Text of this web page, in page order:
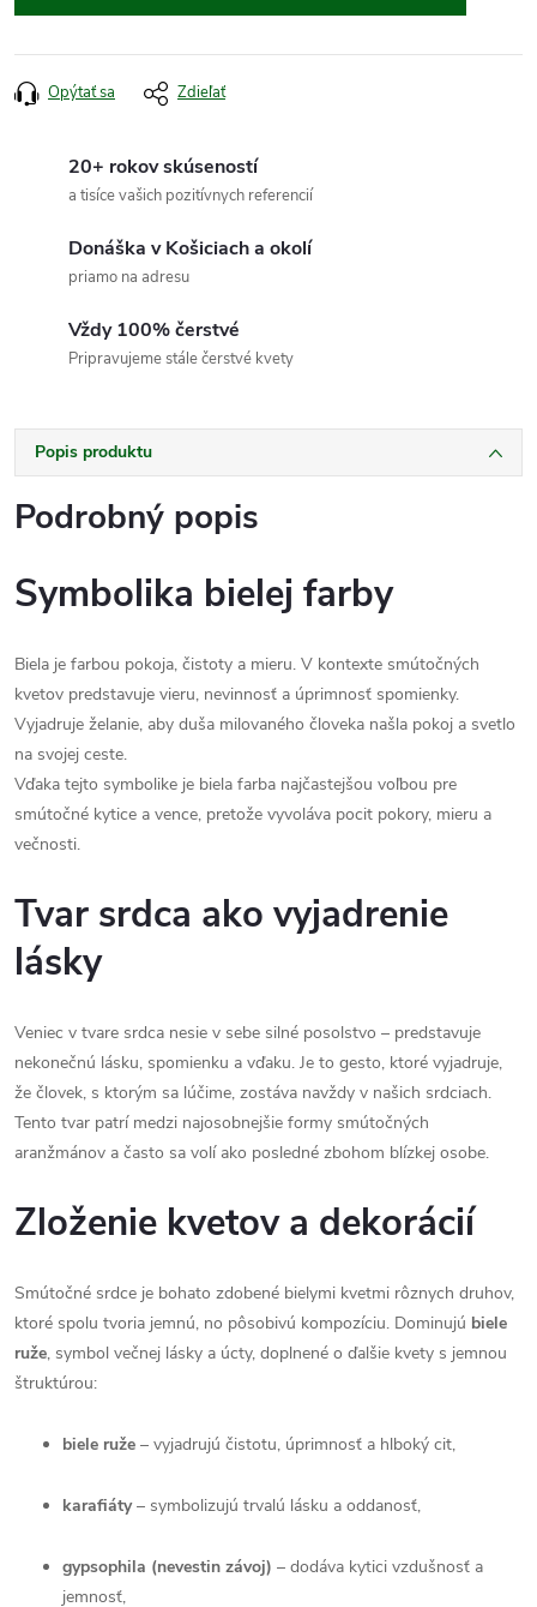
Opýtať sa Zdieľať
20+ rokov skúseností
a tisíce vašich pozitívnych referencií
Donáška v Košiciach a okolí
priamo na adresu
Vždy 100% čerstvé
Pripravujeme stále čerstvé kvety
Popis produktu
Podrobný popis
Symbolika bielej farby
Biela je farbou pokoja, čistoty a mieru. V kontexte smútočných
kvetov predstavuje vieru, nevinnosť a úprimnosť spomienky.
Vyjadruje želanie, aby duša milovaného človeka našla pokoj a svetlo
na svojej ceste.
Vďaka tejto symbolike je biela farba najčastejšou voľbou pre
smútočné kytice a vence, pretože vyvoláva pocit pokory, mieru a
večnosti.
Tvar srdca ako vyjadrenie
lásky
Veniec v tvare srdca nesie v sebe silné posolstvo – predstavuje
nekonečnú lásku, spomienku a vďaku. Je to gesto, ktoré vyjadruje,
že človek, s ktorým sa lúčime, zostáva navždy v našich srdciach.
Tento tvar patrí medzi najosobnejšie formy smútočných
aranžmánov a často sa volí ako posledné zbohom blízkej osobe.
Zloženie kvetov a dekorácií
Smútočné srdce je bohato zdobené bielymi kvetmi rôznych druhov,
ktoré spolu tvoria jemnú, no pôsobivú kompozíciu. Dominujú biele
ruže, symbol večnej lásky a úcty, doplnené o ďalšie kvety s jemnou
štruktúrou:
biele ruže – vyjadrujú čistotu, úprimnosť a hlboký cit,
karafiáty– symbolizujú trvalú lásku a oddanosť,
gypsophila (nevestin závoj) – dodáva kytici vzdušnosť a
jemnosť,